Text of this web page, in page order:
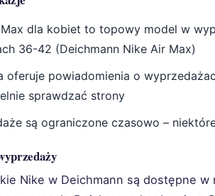
dla kobiet to topowy model w
36-42 (Deichmann Nike Air Max)
oferuje powiadomienia o
sprawdzać strony
są ograniczone czasowo –
Nike w Deichmann są dostępne